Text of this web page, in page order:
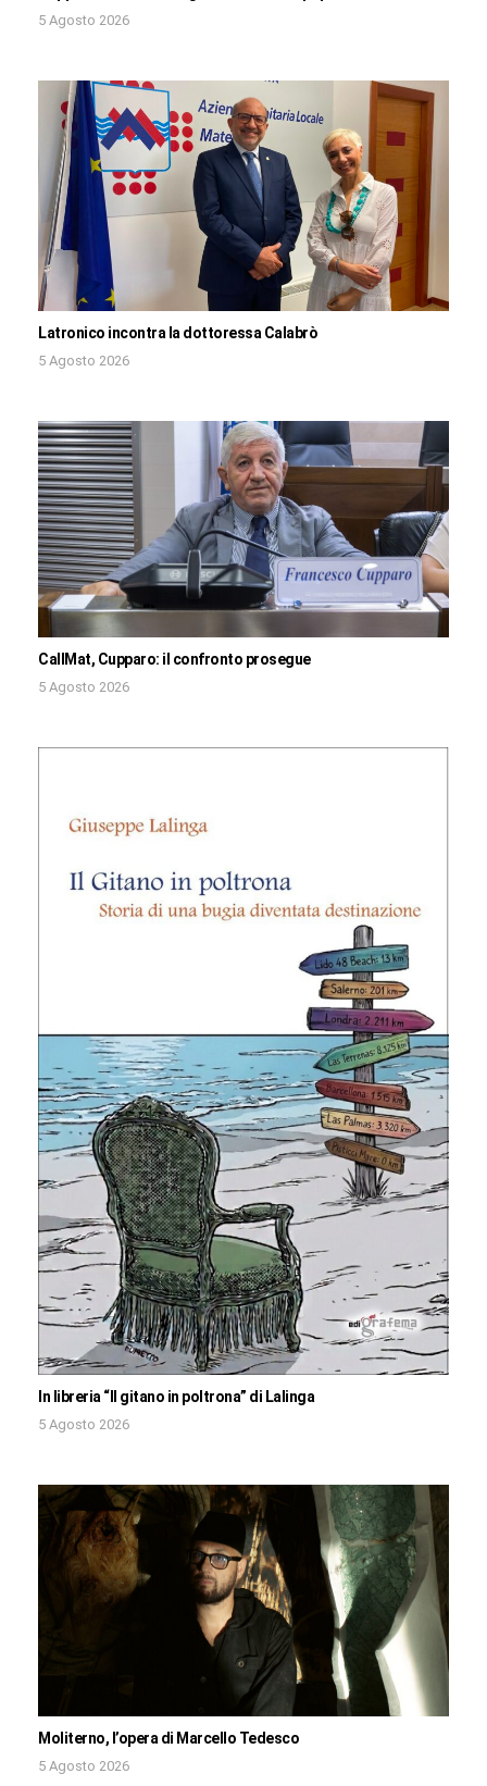
5 Agosto 2026
Latronico incontra la dottoressa Calabrò
5 Agosto 2026
CallMat, Cupparo: il confronto prosegue
5 Agosto 2026
In libreria “Il gitano in poltrona” di Lalinga
5 Agosto 2026
Moliterno, l’opera di Marcello Tedesco
5 Agosto 2026